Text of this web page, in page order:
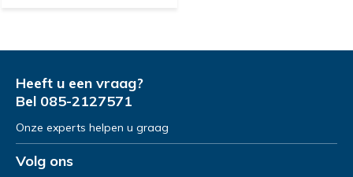
Heeft u een vraag?
Bel 085-2127571
Onze experts helpen u graag
Volg ons